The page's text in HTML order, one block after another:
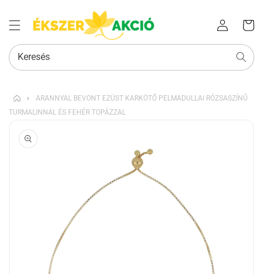
Bejelentkezés
kosara
Keresés
›
ARANNYAL BEVONT EZÜST KARKÖTŐ PELMADULLAI RÓZSASZÍNŰ
TURMALINNAL ÉS FEHÉR TOPÁZZAL
UGRÁS A
TERMÉKADATOKRA